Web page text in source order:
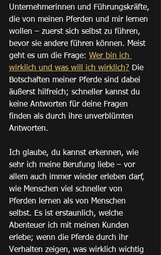
Unternehmerinnen und Führungskräfte,
die von meinen Pferden und mir lernen
wollen – zuerst sich selbst zu führen,
bevor sie andere führen können. Meist
geht es um die Frage: Wer bin ich
wirklich und was will ich wirklich? Die
Botschaften meiner Pferde sind dabei
äußerst hilfreich; schneller kannst du
keine Antworten für deine Fragen
finden als durch ihre unverblümten
Antworten.
Ich glaube, du kannst erkennen, wie
sehr ich meine Berufung liebe – vor
allem auch immer wieder erleben darf,
wie Menschen viel schneller von
Pferden lernen als von Menschen
selbst. Es ist erstaunlich, welche
Abenteuer ich mit meinen Kunden
erlebe; wenn die Pferde durch ihr
Verhalten zeigen, was wirklich wichtig